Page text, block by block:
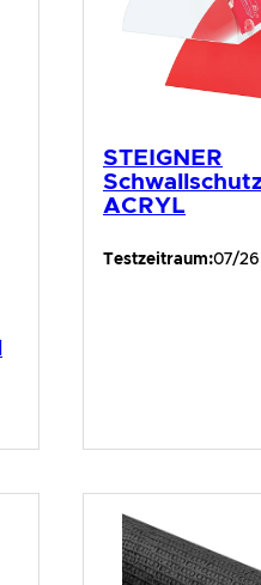
STEIGNER
ACRYL
Testzeitraum:07/26